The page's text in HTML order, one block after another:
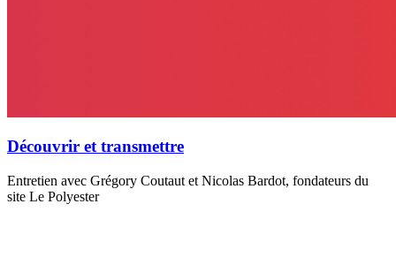
Découvrir et transmettre
Entretien avec Grégory Coutaut et Nicolas Bardot, fondateurs du
site Le Polyester